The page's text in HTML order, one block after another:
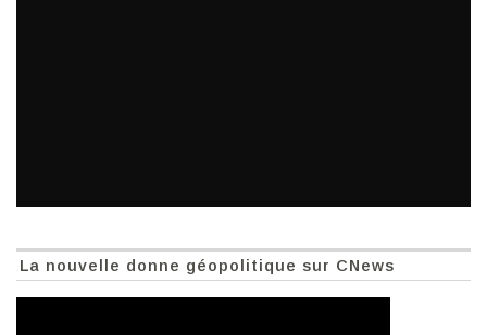
La nouvelle donne géopolitique sur CNews